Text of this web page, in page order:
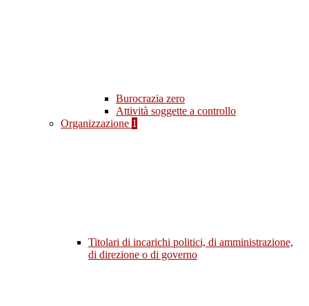
Burocrazia zero
Attività soggette a controllo
Organizzazione 1
Titolari di incarichi politici, di amministrazione,
di direzione o di governo